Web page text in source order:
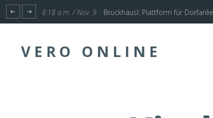
1:17 p.m. / Nov. 4 Start für Planung
VERO ONLINE